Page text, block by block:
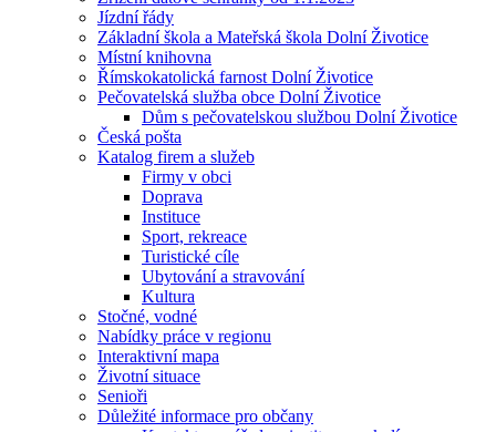
Jízdní řády
Základní škola a Mateřská škola Dolní Životice
Místní knihovna
Římskokatolická farnost Dolní Životice
Pečovatelská služba obce Dolní Životice
Dům s pečovatelskou službou Dolní Životice
Česká pošta
Katalog firem a služeb
Firmy v obci
Doprava
Instituce
Sport, rekreace
Turistické cíle
Ubytování a stravování
Kultura
Stočné, vodné
Nabídky práce v regionu
Interaktivní mapa
Životní situace
Senioři
Důležité informace pro občany